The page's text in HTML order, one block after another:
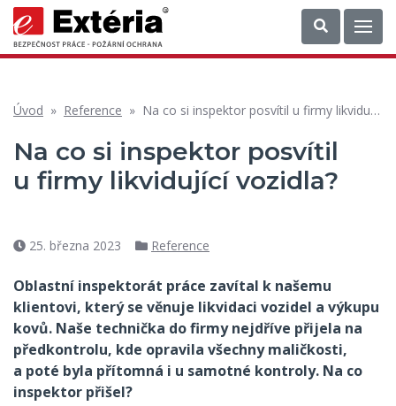
Úvod » Reference » Na co si inspektor posvítil u firmy likvidující vozidla?
Na co si inspektor posvítil
u firmy likvidující vozidla?
Datum
25. března 2023 Rubriky
Reference
Oblastní inspektorát práce zavítal k našemu
klientovi, který se věnuje likvidaci vozidel a výkupu
kovů. Naše technička do firmy nejdříve přijela na
předkontrolu, kde opravila všechny maličkosti,
a poté byla přítomná i u samotné kontroly. Na co
inspektor přišel?